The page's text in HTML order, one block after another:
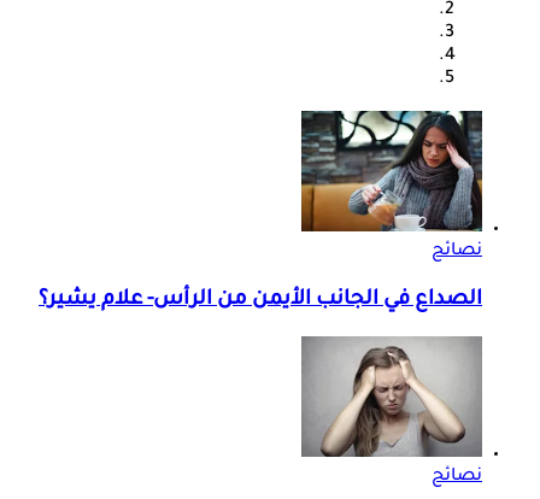
نصائح
الصداع في الجانب الأيمن من الرأس- علام يشير؟
نصائح